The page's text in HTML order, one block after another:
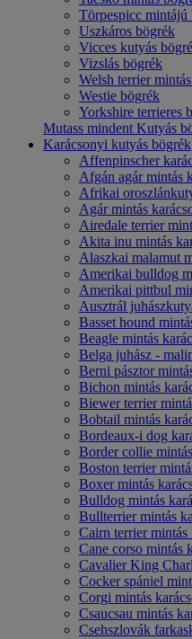
Törpespicc mintájú
Uszkáros bögrék
Vicces kutyás
Vizslás bögrék
Welsh terrier
Westie bögrék
Yorkshire terrieres
Mutass mindent Kutyás
Karácsonyi kutyás bögrék
Affenpinscher
Afgán agár mintás
Afrikai
Agár mintás
Airedale terrier
Akita inu mintás
Alaszkai malamut
Amerikai bulldog
Amerikai pittbul
Ausztrál
Basset hound
Beagle mintás
Belga juhász -
Berni pásztor
Bichon mintás
Biewer terrier
Bobtail mintás
Bordeaux-i dog
Border collie
Boston terrier
Boxer mintás
Bulldog mintás
Bullterrier mintás
Cairn terrier
Cane corso mintás
Cavalier King
Cocker spániel
Corgi mintás
Csaucsau mintás
Csehszlovák